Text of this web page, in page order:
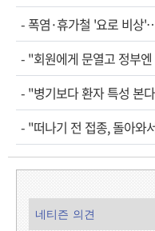
- 폭염·휴가철 '요로 비상
- "회원에게 문열고 정부
- "병기보다 환자 특성 본다
- "떠나기 전 접종, 돌아와서
네티즌 의견